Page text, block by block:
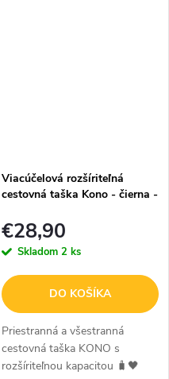
Viacúčelová rozšíriteľná
cestovná taška Kono - čierna -
€28,90
Skladom 2 ks
DO KOŠÍKA
Priestranná a všestranná
cestovná taška KONO s
rozšíriteľnou kapacitou 🧳🖤